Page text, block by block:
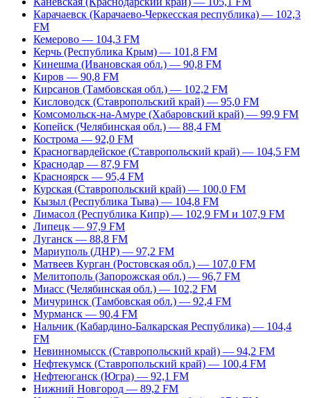
Карачаевск (Карачаево-Черкесская республика) — 102,3
FM
Кемерово — 104,3 FM
Керчь (Республика Крым) — 101,8 FM
Кинешма (Ивановская обл.) — 90,8 FM
Киров — 90,8 FM
Кирсанов (Тамбовская обл.) — 102,2 FM
Кисловодск (Ставропольский край) — 95,0 FM
Комсомольск-на-Амуре (Хабаровский край) — 99,9 FM
Копейск (Челябинская обл.) — 88,4 FM
Кострома — 92,0 FM
Красногвардейское (Ставропольский край) — 104,5 FM
Краснодар — 87,9 FM
Красноярск — 95,4 FM
Курская (Ставропольский край) — 100,0 FM
Кызыл (Республика Тыва) — 104,8 FM
Лимасол (Республика Кипр) — 102,9 FM и 107,9 FM
Липецк — 97,9 FM
Луганск — 88,8 FM
Мариуполь (ДНР) — 97,2 FM
Матвеев Курган (Ростовская обл.) — 107,0 FM
Мелитополь (Запорожская обл.) — 96,7 FM
Миасс (Челябинская обл.) — 102,2 FM
Мичуринск (Тамбовская обл.) — 92,4 FM
Мурманск — 90,4 FM
Нальчик (Кабардино-Балкарская Республика) — 104,4
FM
Невинномысск (Ставропольский край) — 94,2 FM
Нефтекумск (Ставропольский край) — 100,4 FM
Нефтеюганск (Югра) — 92,1 FM
Нижний Новгород — 89,2 FM